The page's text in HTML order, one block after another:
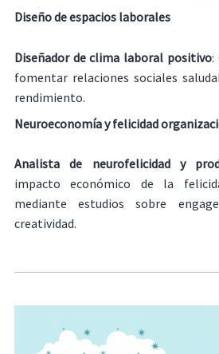
Diseño de espacios laborales
Diseñador de clima laboral positivo:
fomentar relaciones sociales
rendimiento.
Neuroeconomía y felicidad
Analista de neurofelicidad y
impacto económico de la
mediante estudios sobre
creatividad.